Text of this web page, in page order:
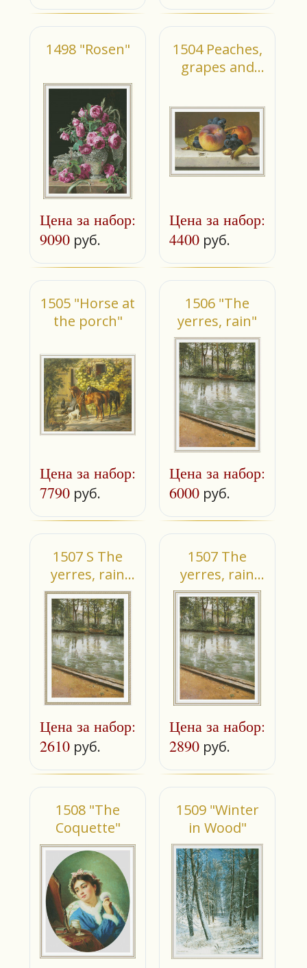
1498 "Rosen"
Цена за набор:
9090 руб.
1504 Peaches,
grapes and
Цена за набор:
4400 руб.
1505 "Horse at
the porch"
Цена за набор:
7790 руб.
1506 "The
yerres, rain"
Цена за набор:
6000 руб.
1507 S The
yerres, rain
(small)
Цена за набор:
2610 руб.
1507 The
yerres, rain
(small)
Цена за набор:
2890 руб.
1508 "The
Coquette"
1509 "Winter
in Wood"